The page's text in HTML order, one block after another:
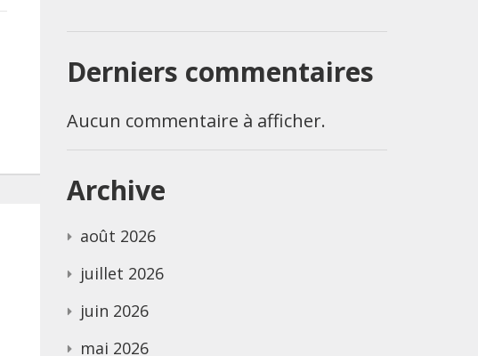
Derniers commentaires
Aucun commentaire à afficher.
Archive
août 2026
juillet 2026
juin 2026
mai 2026